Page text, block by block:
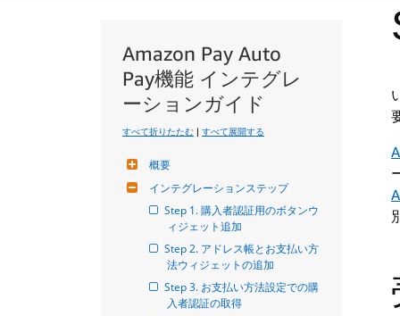
Amazon Pay Auto
Pay機能 インテグレ
ーションガイド
すべて折りたたむ | すべて展開する
概要
インテグレーションステップ
Step 1. 購入者認証用のボタンウ
ィジェット追加
Step 2. アドレス帳とお支払い方
法ウィジェットの追加
Step 3. お支払い方法設定での購
入者認証の取得